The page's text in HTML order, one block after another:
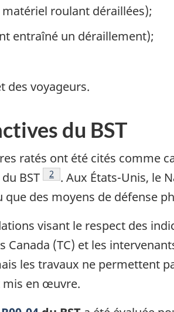
roulant déraillées);
entraîné un déraillement);
des voyageurs.
du BST
ratés ont été cités comme
BST
Note de bas de page
2 . Aux États-Unis, le
des moyens de défense
visant le respect des
Canada (TC) et les
les travaux ne permettent
mis en œuvre.